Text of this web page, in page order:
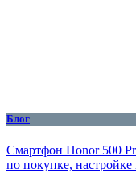
Блог
Смартфон Honor 500
по покупке,